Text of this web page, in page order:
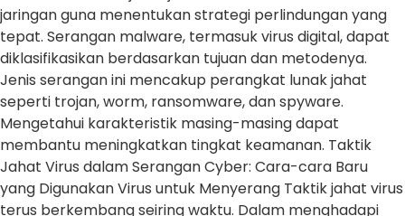
jaringan guna menentukan strategi perlindungan yang
tepat. Serangan malware, termasuk virus digital, dapat
diklasifikasikan berdasarkan tujuan dan metodenya.
Jenis serangan ini mencakup perangkat lunak jahat
seperti trojan, worm, ransomware, dan spyware.
Mengetahui karakteristik masing-masing dapat
membantu meningkatkan tingkat keamanan. Taktik
Jahat Virus dalam Serangan Cyber: Cara-cara Baru
yang Digunakan Virus untuk Menyerang Taktik jahat virus
terus berkembang seiring waktu. Dalam menghadapi